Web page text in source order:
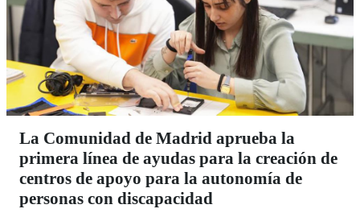
La Comunidad de Madrid aprueba la
primera línea de ayudas para la creación de
centros de apoyo para la autonomía de
personas con discapacidad